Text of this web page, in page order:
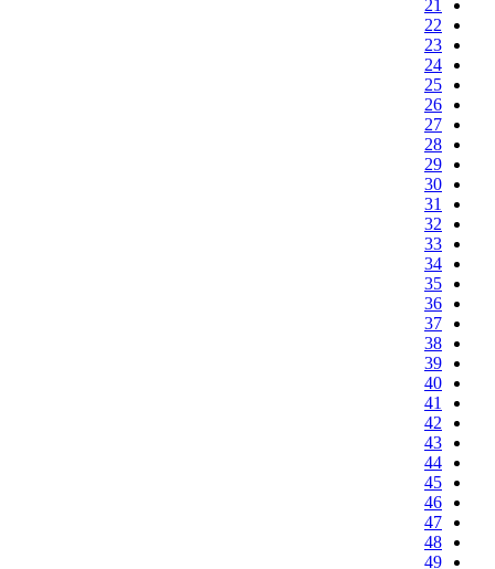
21
22
23
24
25
26
27
28
29
30
31
32
33
34
35
36
37
38
39
40
41
42
43
44
45
46
47
48
49